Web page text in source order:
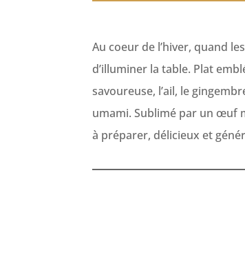
Au coeur de l’hiver, quand
d’illuminer la table. Plat
savoureuse, l’ail, le
umami. Sublimé par un œuf
à préparer, délicieux et